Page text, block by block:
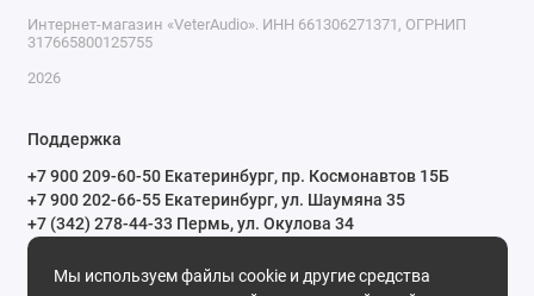
Мы используем файлы cookie и другие средства
Интернет-магазин «VeterAudio». ИНН 661306271371, ОГРНИП
317665800125755
2026
Поддержка
+7 900 209-60-50 Екатеринбург, пр. Космонавтов 15Б
+7 900 202-66-55 Екатеринбург, ул. Шаумяна 35
+7 (342) 278-44-33 Пермь, ул. Окулова 34